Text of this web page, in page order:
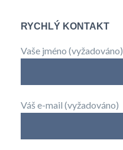
RYCHLÝ KONTAKT
Vaše jméno (vyžadováno)
Váš e-mail (vyžadováno)